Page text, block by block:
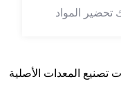
تحضير المواد
دورة الإنتاج.